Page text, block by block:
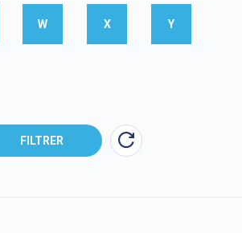
W X Y
FILTRER